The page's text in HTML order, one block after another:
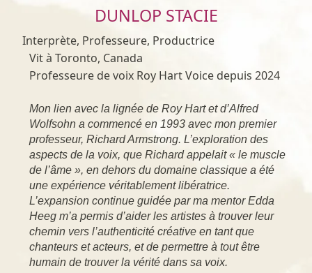
DUNLOP STACIE
Interprète, Professeure, Productrice
Vit à Toronto, Canada
Professeure de voix Roy Hart Voice depuis 2024
Mon lien avec la lignée de Roy Hart et d’Alfred
Wolfsohn a commencé en 1993 avec mon premier
professeur, Richard Armstrong. L’exploration des
aspects de la voix, que Richard appelait « le muscle
de l’âme », en dehors du domaine classique a été
une expérience véritablement libératrice.
L’expansion continue guidée par ma mentor Edda
Heeg m’a permis d’aider les artistes à trouver leur
chemin vers l’authenticité créative en tant que
chanteurs et acteurs, et de permettre à tout être
humain de trouver la vérité dans sa voix.